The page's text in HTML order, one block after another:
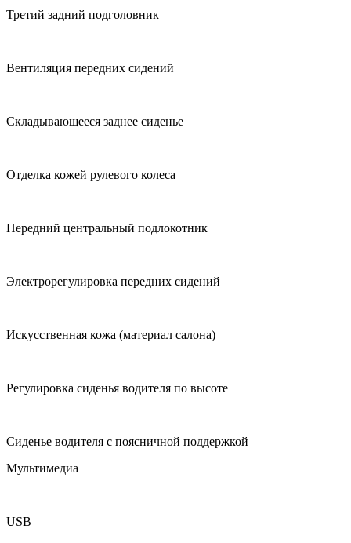
Третий задний подголовник
Вентиляция передних сидений
Складывающееся заднее сиденье
Отделка кожей рулевого колеса
Передний центральный подлокотник
Электрорегулировка передних сидений
Искусственная кожа (материал салона)
Регулировка сиденья водителя по высоте
Сиденье водителя с поясничной поддержкой
Мультимедиа
USB